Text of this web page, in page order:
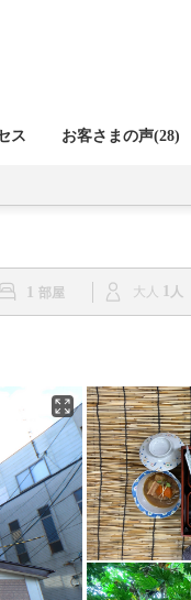
ス お客さまの声(28)
1 大人 1